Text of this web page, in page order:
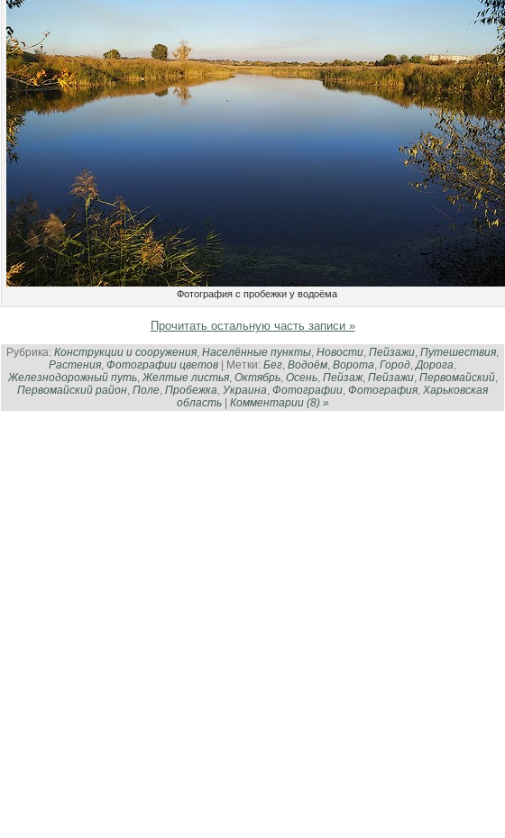
Фотография с пробежки у водоёма
Прочитать остальную часть записи »
Рубрика: Конструкции и сооружения, Населённые пункты, Новости, Пейзажи, Путешествия,
Растения, Фотографии цветов | Метки: Бег, Водоём, Ворота, Город,Дорога,
Железнодорожный путь,Желтые листья, Октябрь, Осень, Пейзаж, Пейзажи, Первомайский,
Первомайский район, Поле, Пробежка, Украина, Фотографии, Фотография, Харьковская
область| Комментарии (8) »